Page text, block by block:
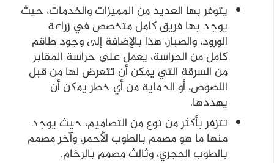
يتوفر بها العديد من المميزات والخدمات، حيث
يوجد بها فريق كامل متخصص في زراعة
الورود، والصبار، هذا بالإضافة إلى وجود طاقم
كامل من الحراسة، يعمل على حراسة المقابر
من السرقة التي يمكن أن تتعرض لها من قبل
اللصوص، أو الحماية من أي خطر يمكن أن
يهددها.
تتزفر بأكثر من نوع من التصاميم، حيث يوجد
منها ما هو مصمم بالطوب الأحمر، وآخر مصمم
بالطوب الحجري، وثالث مصمم بالرخام.